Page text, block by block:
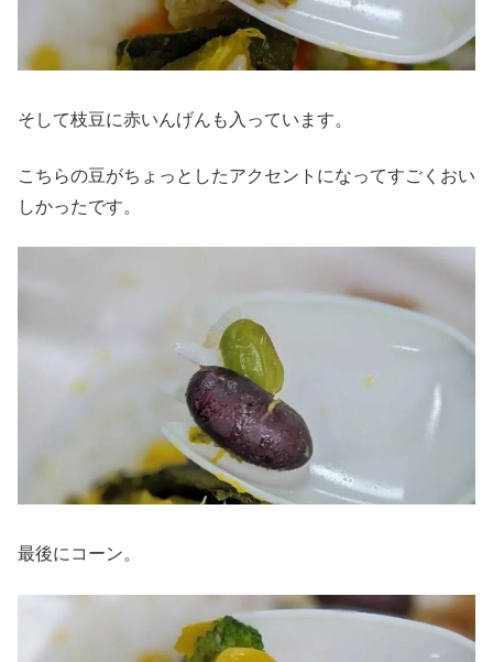
そして枝豆に赤いんげんも入っています。
こちらの豆がちょっとしたアクセントになってすごくおい
しかったです。
最後にコーン。